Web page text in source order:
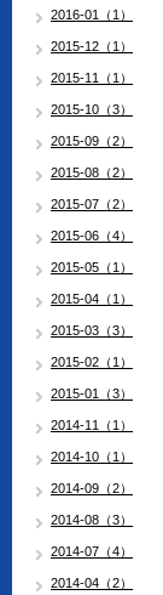
2016-01（1）
2015-12（1）
2015-11（1）
2015-10（3）
2015-09（2）
2015-08（2）
2015-07（2）
2015-06（4）
2015-05（1）
2015-04（1）
2015-03（3）
2015-02（1）
2015-01（3）
2014-11（1）
2014-10（1）
2014-09（2）
2014-08（3）
2014-07（4）
2014-04（2）